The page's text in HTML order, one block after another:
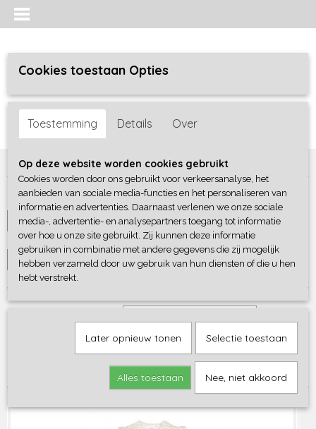
Inloggen Registreren
Home >Meisjes baby>boxpakjes / rompers
Maten
Selecteer 1 of meerdere
opties
Merken
Selecteer 1 of meerdere
opties
Cookies toestaan Opties
Toestemming Details Over
Op deze website worden cookies gebruikt
Cookies worden door ons gebruikt voor verkeersanalyse, het
aanbieden van sociale media-functies en het personaliseren van
informatie en advertenties. Daarnaast verlenen we onze sociale
media-, advertentie- en analysepartners toegang tot informatie
over hoe u onze site gebruikt. Zij kunnen deze informatie
gebruiken in combinatie met andere gegevens die zij mogelijk
hebben verzameld door uw gebruik van hun diensten of die u hen
hebt verstrekt.
Later opnieuw tonen Selectie toestaan
Alles toestaan Nee, niet akkoord